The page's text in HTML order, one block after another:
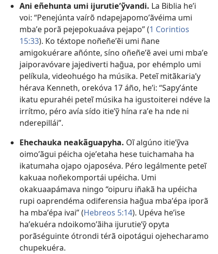
Ani eñehunta umi ijurutieʼỹvandi. La Biblia heʼi
voi: “Penejúnta vaírõ ndapejapomoʼãvéima umi
mbaʼe porã pejepokuaáva pejapo” (1 Corintios
15:33). Ko téxtope noñeñeʼẽi umi ñane
amigokuérare añónte, síno oñeñeʼẽ avei umi mbaʼe
jaiporavóvare jajediverti hag̃ua, por ehémplo umi
pelíkula, videohuégo ha músika. Peteĩ mitãkariaʼy
hérava Kenneth, orekóva 17 áño, heʼi: “Sapyʼánte
ikatu epurahéi peteĩ músika ha igustoiterei ndéve la
irrítmo, péro avía sído itieʼỹ hína raʼe ha nde ni
nderepillái”.
Ehechauka neakãguapyha. Oĩ algúno itieʼỹva
oimoʼãgui péicha ojeʼetaha hese tuichamaha ha
ikatumaha ojapo ojaposéva. Péro legálmente peteĩ
kakuaa noñekomportái upéicha. Umi
okakuaapámava ningo “oipuru iñakã ha upéicha
rupi oaprendéma odiferensia hag̃ua mbaʼépa iporã
ha mbaʼépa ivai” (Hebreos 5:14). Upéva heʼise
haʼekuéra ndoikomoʼãiha ijurutieʼỹ opyta
porãséguinte ótrondi térã oipotágui ojehecharamo
chupekuéra.